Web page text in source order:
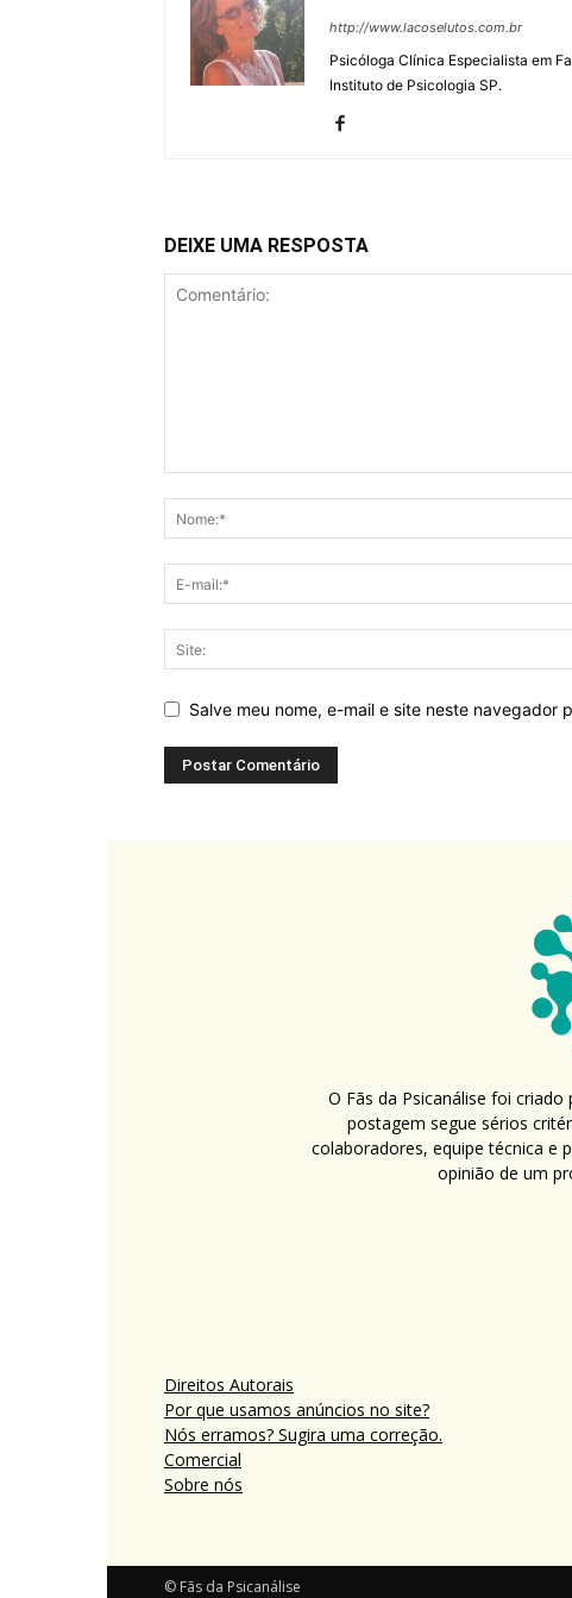
http://www.lacoselutos.com.br
Psicóloga Clínica Especialista em
Instituto de Psicologia SP.
DEIXE UMA RESPOSTA
Salve meu nome, e-mail e site neste navegador
O Fãs da Psicanálise foi
postagem segue sérios
colaboradores, equipe técnica e
opinião de um
Direitos Autorais
Por que usamos anúncios no site?
Nós erramos? Sugira uma correção.
Comercial
Sobre nós
© Fãs da Psicanálise